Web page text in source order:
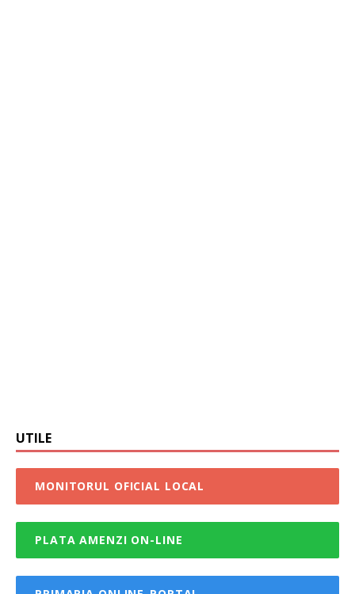
UTILE
MONITORUL OFICIAL LOCAL
PLATA AMENZI ON-LINE